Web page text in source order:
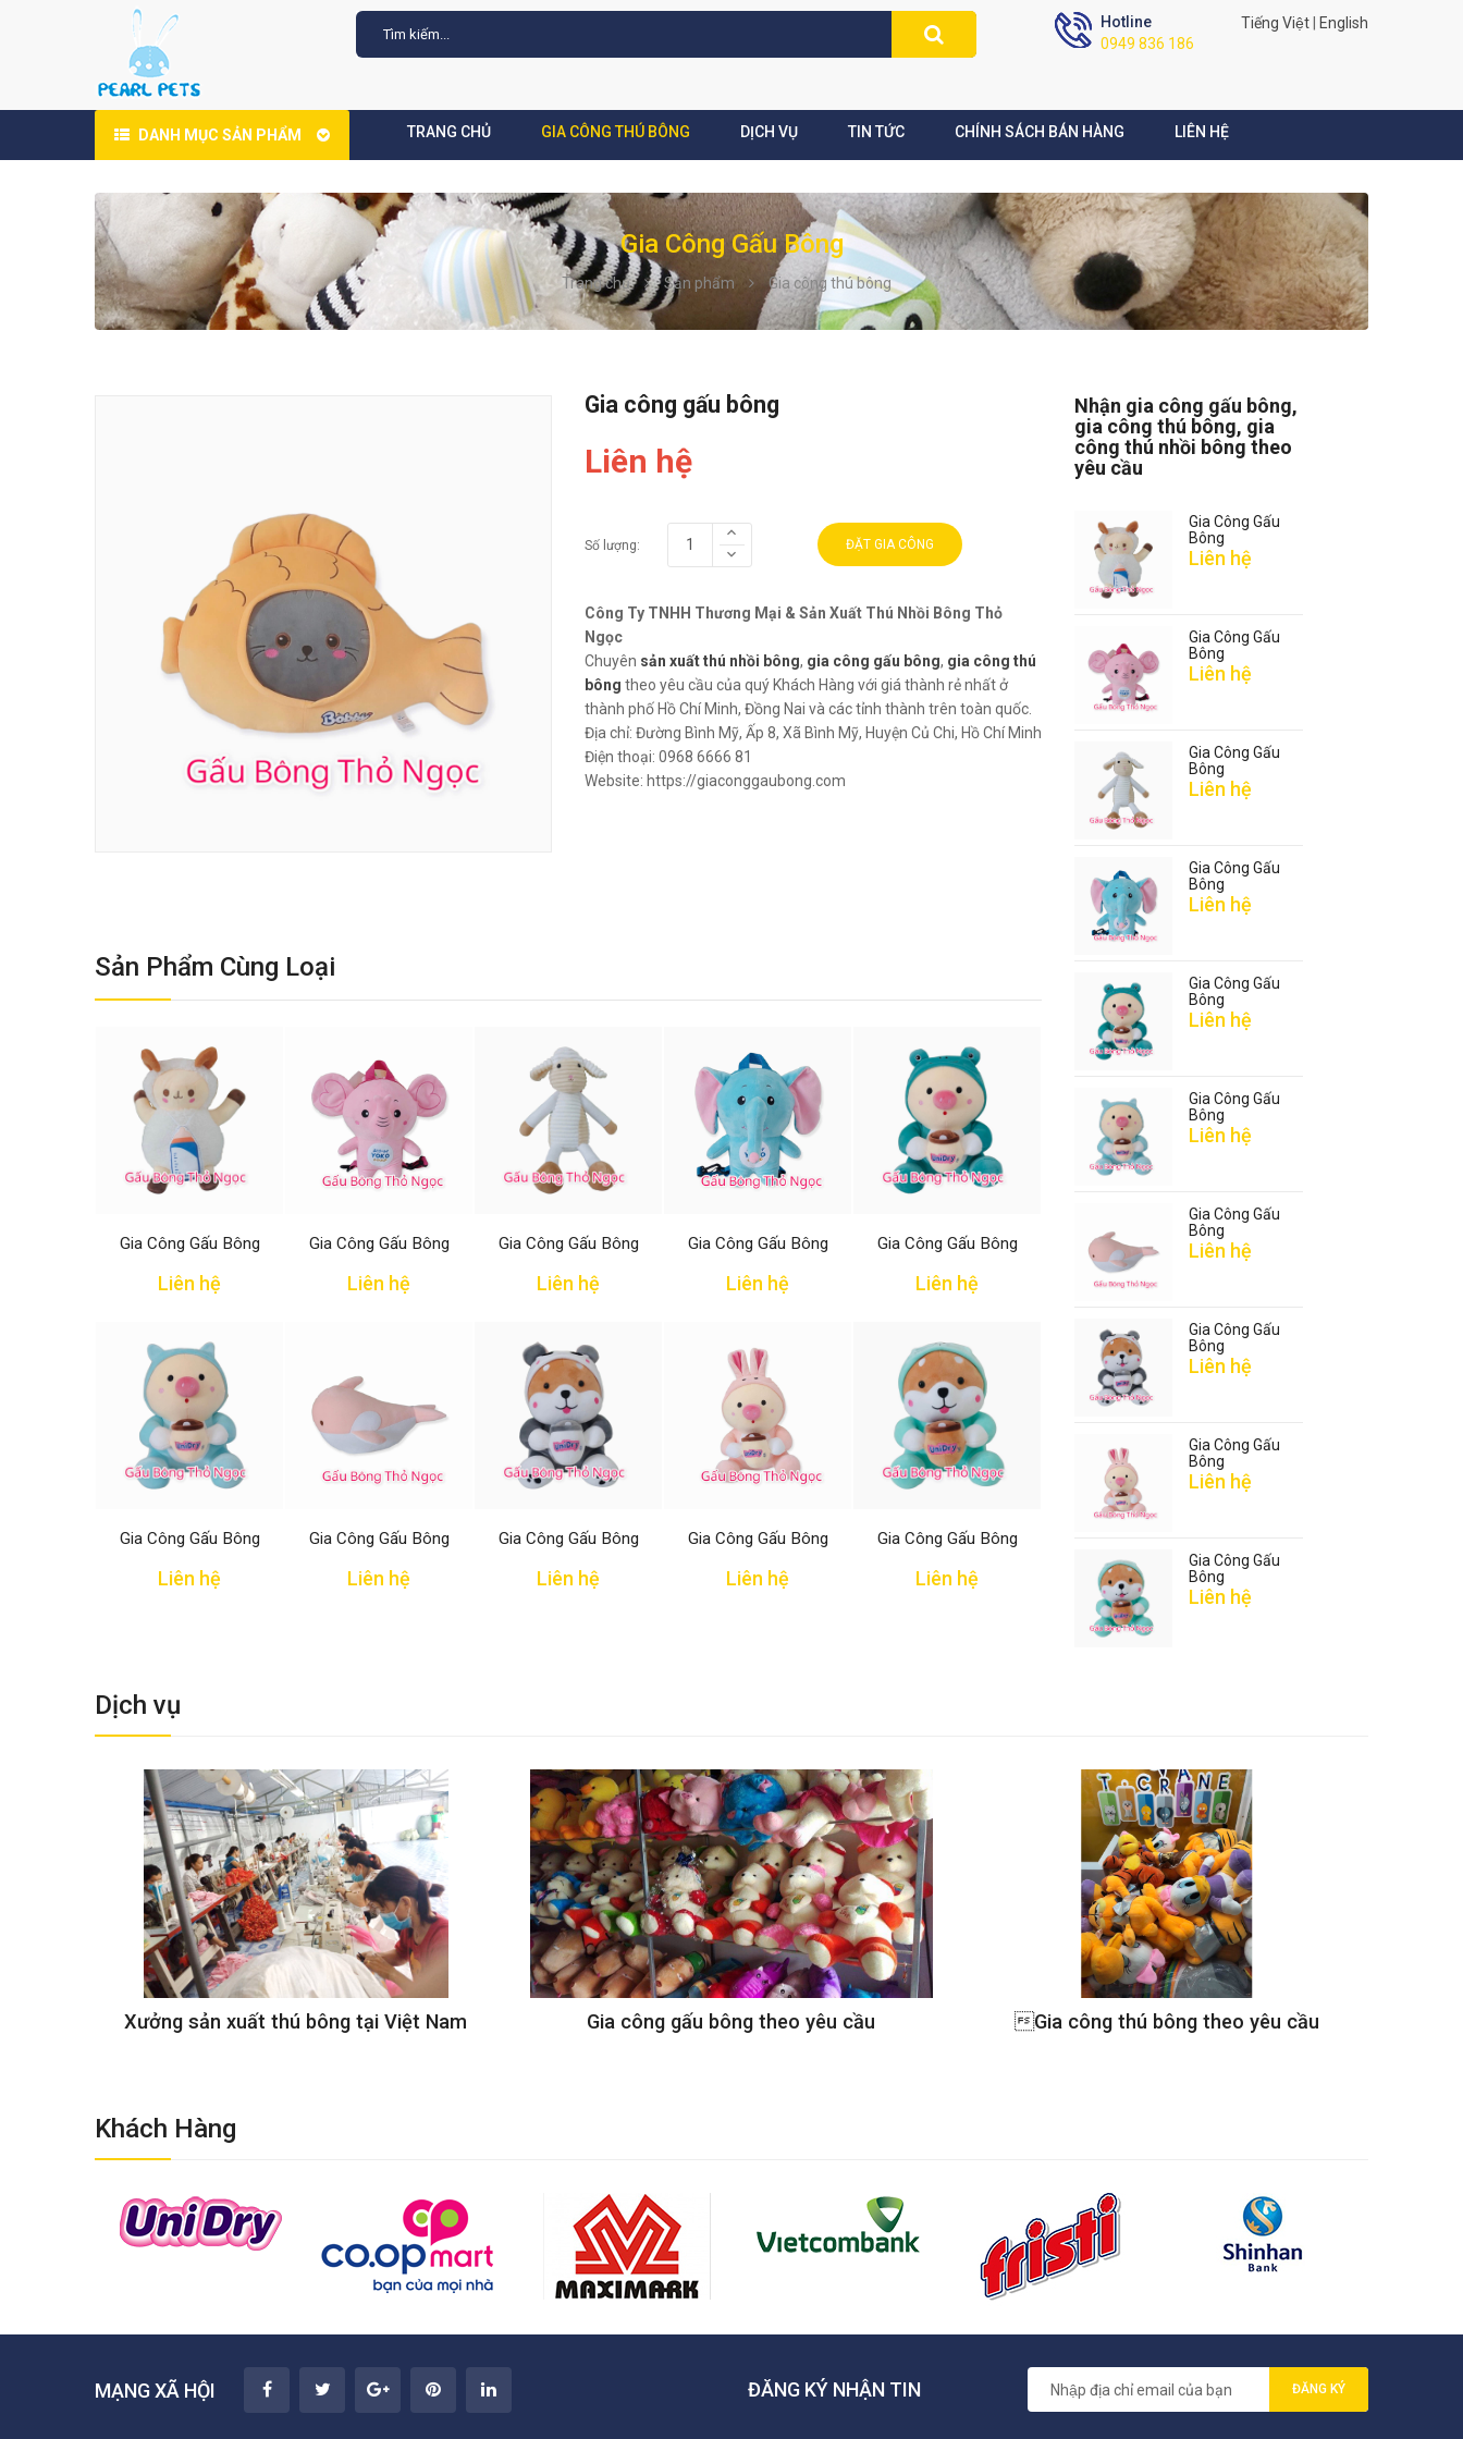
Hotline
0949 836 186
Tiếng Việt English
DANH MỤC SẢN PHẨM TRANG CHỦ GIA CÔNG THÚ BÔNG DỊCH VỤ TIN TỨC CHÍNH SÁCH BÁN HÀNG LIÊN HỆ
Gia Công Gấu Bông
Trang chủ Sản phẩm Gia công thú bông
Gia công gấu bông
Liên hệ
Số lượng: ĐẶT GIA CÔNG
Công Ty TNHH Thương Mại & Sản Xuất Thú Nhồi Bông Thỏ
Ngọc
Chuyên sản xuất thú nhồi bông, gia công gấu bông, gia công thú
bông theo yêu cầu của quý Khách Hàng với giá thành rẻ nhất ở
thành phố Hồ Chí Minh, Đồng Nai và các tỉnh thành trên toàn quốc.
Địa chỉ: Đường Bình Mỹ, Ấp 8, Xã Bình Mỹ, Huyện Củ Chi, Hồ Chí Minh
Điện thoại: 0968 6666 81
Website: https://giaconggaubong.com
Sản Phẩm Cùng Loại
Gia Công Gấu Bông
Liên hệ
Gia Công Gấu Bông
Liên hệ
Gia Công Gấu Bông
Liên hệ
Gia Công Gấu Bông
Liên hệ
Gia Công Gấu Bông
Liên hệ
Gia Công Gấu Bông
Liên hệ
Gia Công Gấu Bông
Liên hệ
Gia Công Gấu Bông
Liên hệ
Gia Công Gấu Bông
Liên hệ
Gia Công Gấu Bông
Liên hệ
Nhận gia công gấu bông,
gia công thú bông, gia
công thú nhồi bông theo
yêu cầu
Gia Công Gấu
Bông
Liên hệ
Gia Công Gấu
Bông
Liên hệ
Gia Công Gấu
Bông
Liên hệ
Gia Công Gấu
Bông
Liên hệ
Gia Công Gấu
Bông
Liên hệ
Gia Công Gấu
Bông
Liên hệ
Gia Công Gấu
Bông
Liên hệ
Gia Công Gấu
Bông
Liên hệ
Gia Công Gấu
Bông
Liên hệ
Gia Công Gấu
Bông
Liên hệ
Dịch vụ
Xưởng sản xuất thú bông tại Việt Nam Gia công gấu bông theo yêu cầu Gia công thú bông theo yêu cầu
Khách Hàng
MẠNG XÃ HỘI ĐĂNG KÝ NHẬN TIN ĐĂNG KÝ